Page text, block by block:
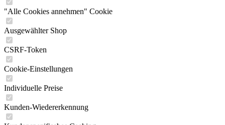
"Alle Cookies annehmen" Cookie
Ausgewählter Shop
CSRF-Token
Cookie-Einstellungen
Individuelle Preise
Kunden-Wiedererkennung